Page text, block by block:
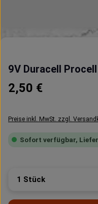
9V Duracell
Regulärer Preis:
2,50 €
Preise inkl. MwSt. zzgl.
Sofort verfügbar,
Produkt Anzahl: